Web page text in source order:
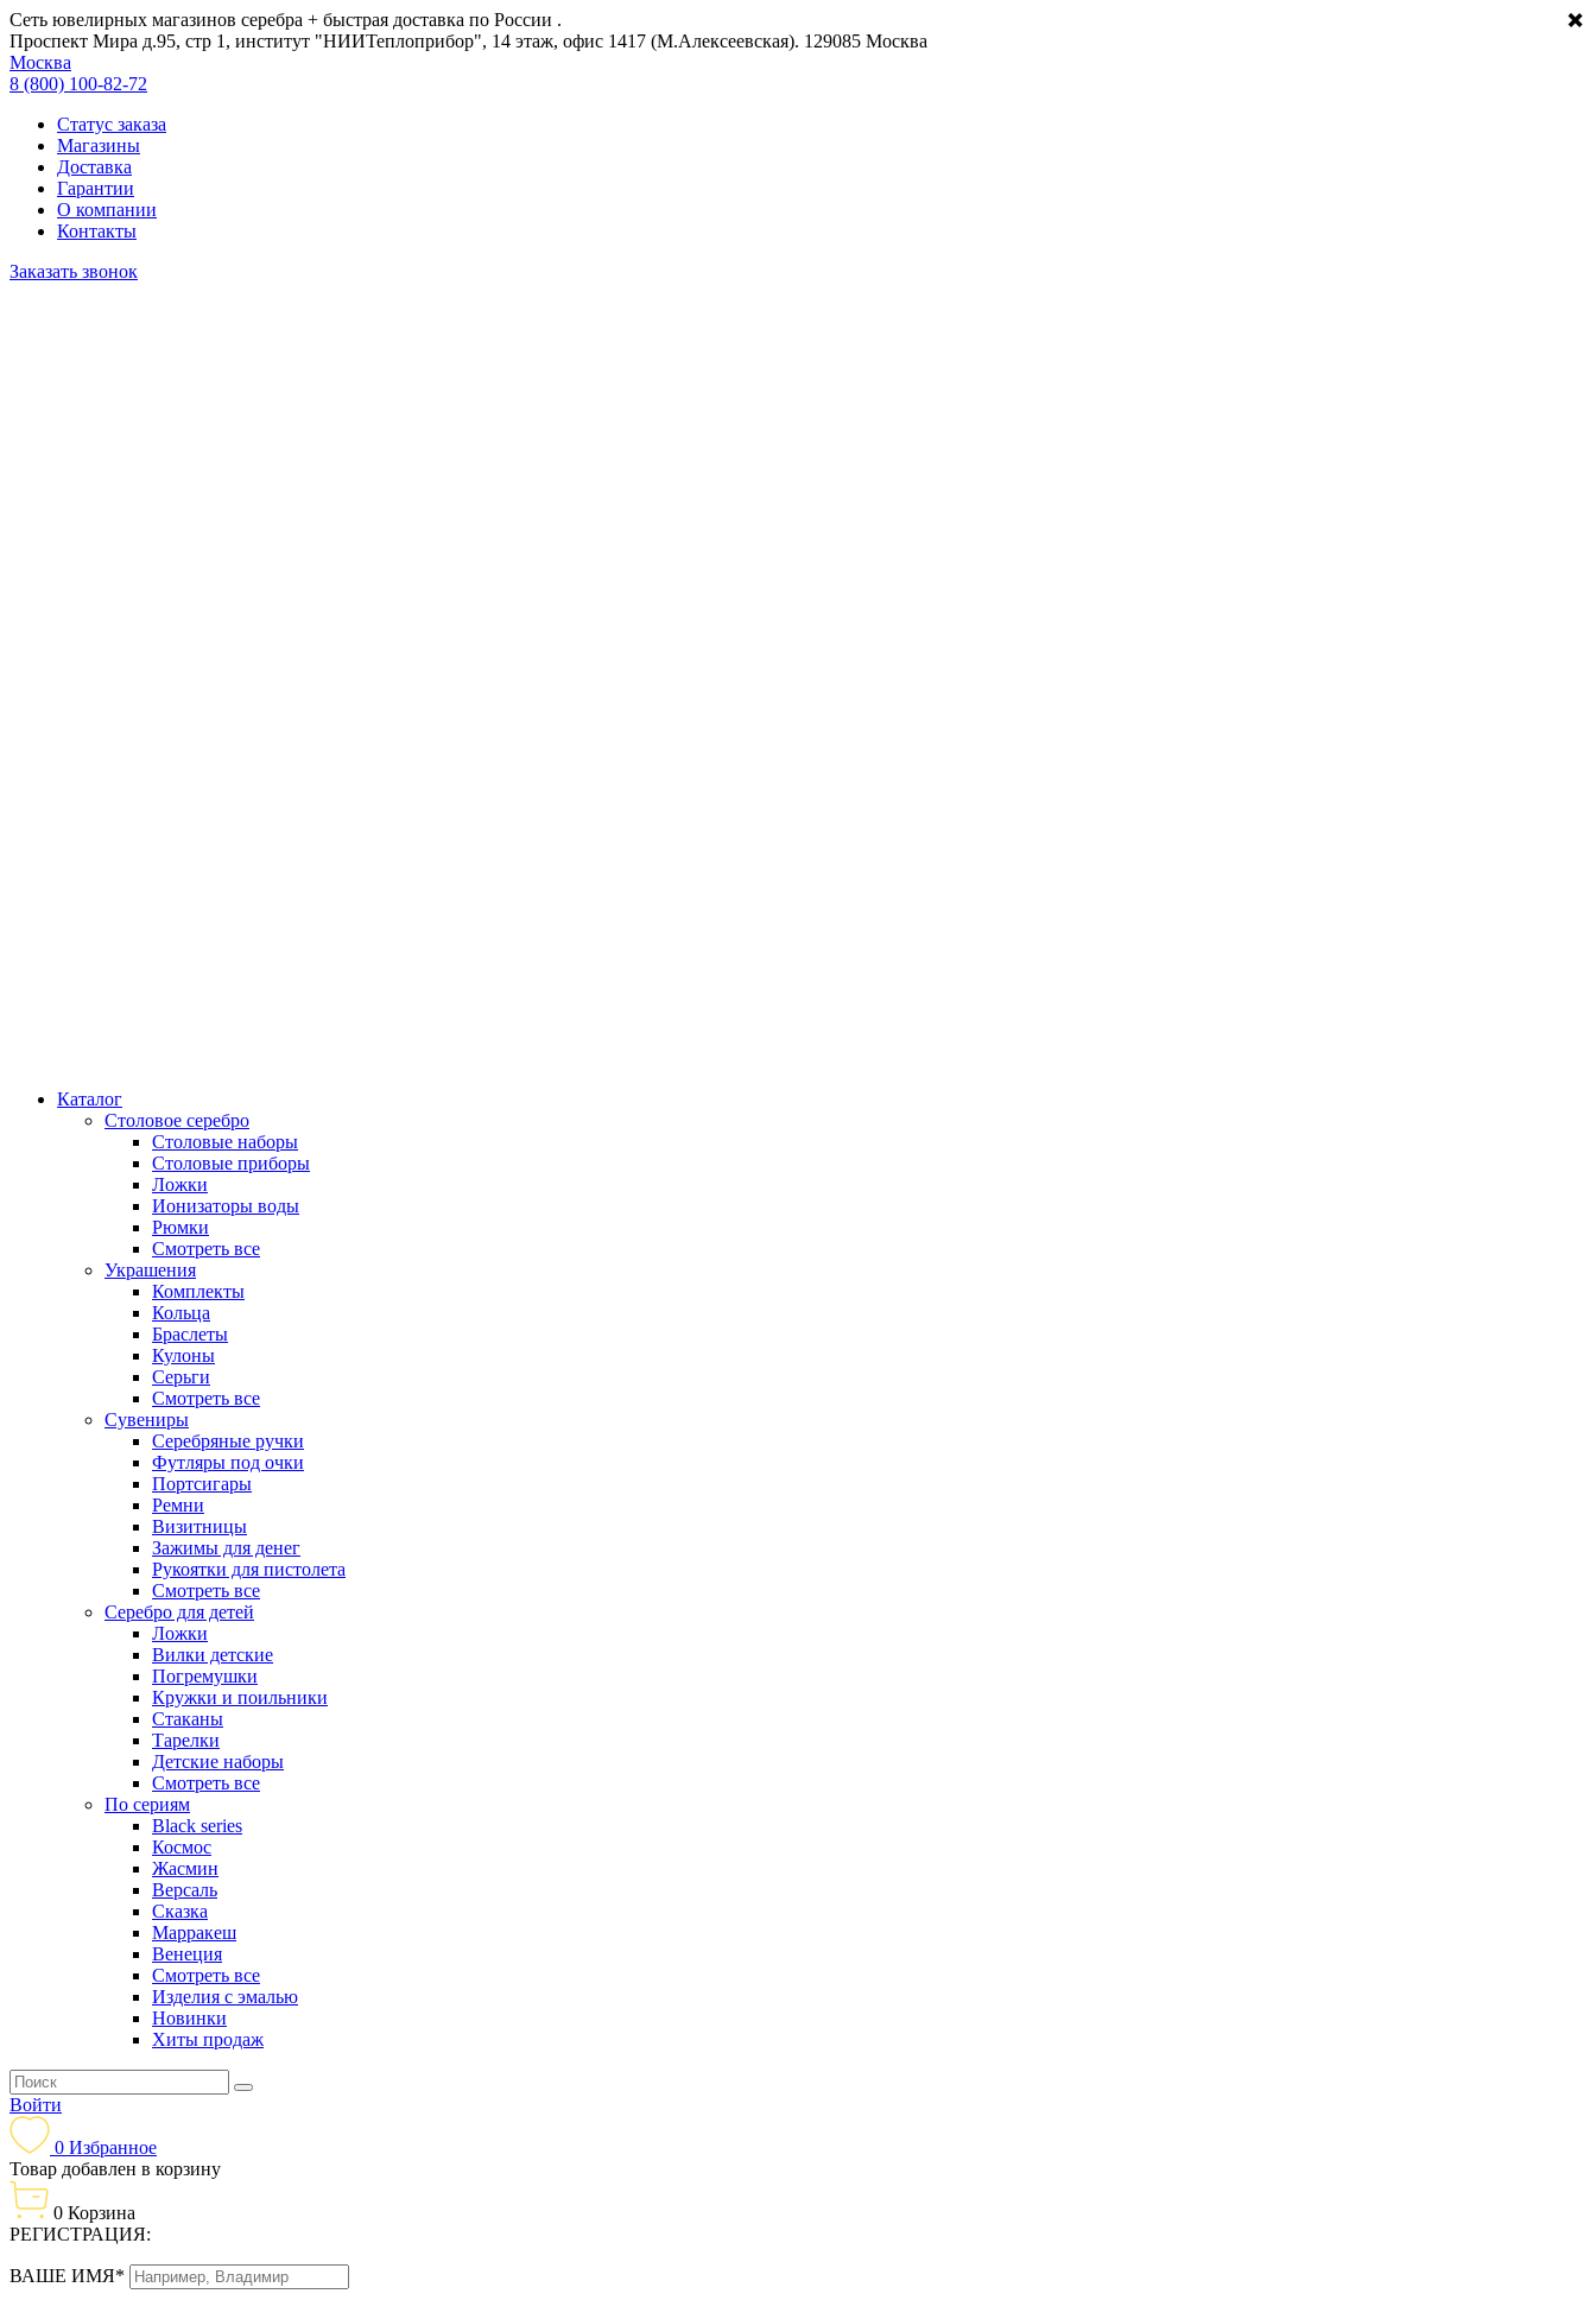
Сеть ювелирных магазинов серебра + быстрая доставка по России .
Проспект Мира д.95, стр 1, институт "НИИТеплоприбор", 14 этаж, офис 1417 (М.Алексеевская). 129085 Москва
Москва
8 (800) 100-82-72
Статус заказа
Магазины
Доставка
Гарантии
О компании
Контакты
Заказать звонок
Каталог
Столовое серебро
Столовые наборы
Столовые приборы
Ложки
Ионизаторы воды
Рюмки
Смотреть все
Украшения
Комплекты
Кольца
Браслеты
Кулоны
Серьги
Смотреть все
Сувениры
Серебряные ручки
Футляры под очки
Портсигары
Ремни
Визитницы
Зажимы для денег
Рукоятки для пистолета
Смотреть все
Серебро для детей
Ложки
Вилки детские
Погремушки
Кружки и поильники
Стаканы
Тарелки
Детские наборы
Смотреть все
По сериям
Black series
Космос
Жасмин
Версаль
Сказка
Марракеш
Венеция
Смотреть все
Изделия с эмалью
Новинки
Хиты продаж
Войти
0 Избранное
Товар добавлен в корзину
0 Корзина
РЕГИСТРАЦИЯ:
ВАШЕ ИМЯ*